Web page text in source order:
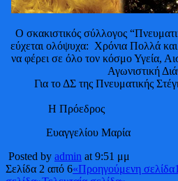
Ο σκακιστικός σύλλογος
εύχεται ολόψυχα: Χρόνια Πολλά
να φέρει σε όλο τον κόσμο Υγεία,
Αγωνιστική
Για το ΔΣ της Πνευματικής
Η Πρόεδρος Η
Ευαγγελίου Μαρία
Posted by admin at 9:51 μμ
Σελίδα 2 από 6«Προηγούμενη σελίδα1